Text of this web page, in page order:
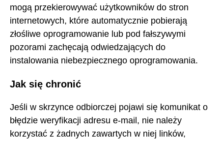
mogą przekierowywać użytkowników do stron
internetowych, które automatycznie pobierają
złośliwe oprogramowanie lub pod fałszywymi
pozorami zachęcają odwiedzających do
instalowania niebezpiecznego oprogramowania.
Jak się chronić
Jeśli w skrzynce odbiorczej pojawi się komunikat o
błędzie weryfikacji adresu e-mail, nie należy
korzystać z żadnych zawartych w niej linków,